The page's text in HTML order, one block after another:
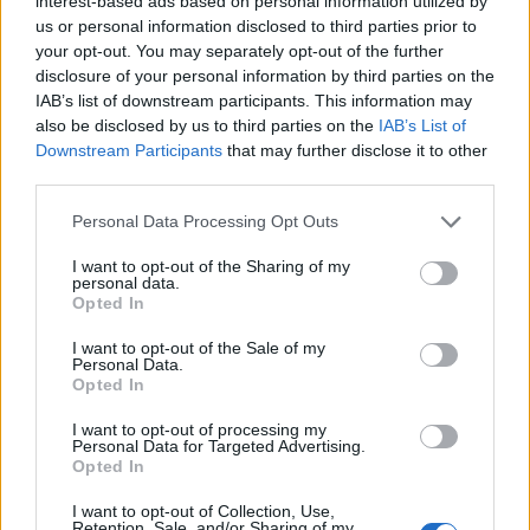
us or personal information disclosed to third parties prior to
your opt-out. You may separately opt-out of the further
disclosure of your personal information by third parties on the
IAB’s list of downstream participants. This information may
also be disclosed by us to third parties on the IAB’s List of
Downstream Participants that may further disclose it to other
Please note that this website/app uses one or more Google
not limited to your visit or usage behaviour. You may click to
grant or deny consent to Google and its third-party tags to
use your data for below specified purposes in below Google
consent section.
Personal Data Processing Opt Outs
I want to opt-out of the Sharing of my
personal data.
Opted In
I want to opt-out of the Sale of my
Personal Data.
Opted In
I want to opt-out of processing my
Personal Data for Targeted Advertising.
Opted In
I want to opt-out of Collection, Use,
ημερών, δηλαδή έως και την Τρίτη 17 Δεκεμβρίου
2024,
- Για τις Δράσεις Μ10.1.01, Μ10.1.03 από την
Τετάρτη 11 Δεκεμβρίου 2024 και εντός δέκα (10)
εργασίμων ημερών, δηλαδή έως και την Τρίτη 24
Δεκεμβρίου 2024,
- Για τις Δράσεις του Μ10.1.04 από την Τετάρτη 11
Δεκεμβρίου 2024 και εντός πέντε (5) εργασίμων
ημερών, δηλαδή έως και την Τρίτη 17 Δεκεμβρίου
2024 ηλεκτρονικά μέσω των Πληροφοριακών
των προσωπικών τους κωδικών.
Διόρθωση προφανών σφαλμάτων